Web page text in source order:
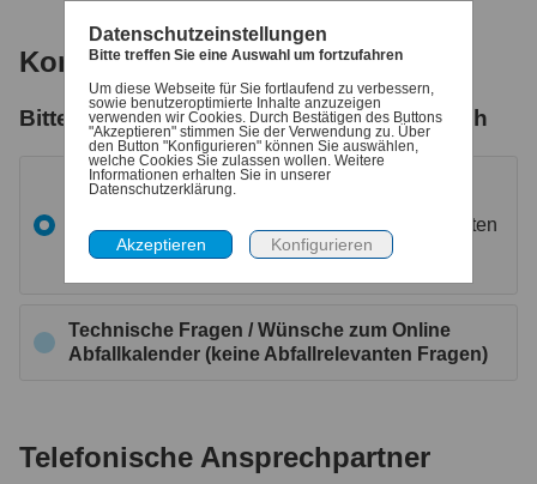
Kontakt / Ansprechpartner
Bitte wählen sie den gewünschten Bereich
Fragen rund um das Thema Abfall
wie z.B. Tonne wurde nicht geleert, Öffnungszeiten
Wertstoffhof, Sperrmüll anmelden etc..
Technische Fragen / Wünsche zum Online
Abfallkalender (keine Abfallrelevanten Fragen)
Telefonische Ansprechpartner
Datenschutzeinstellungen
Bitte treffen Sie eine Auswahl um fortzufahren
Um diese Webseite für Sie fortlaufend zu verbessern,
sowie benutzeroptimierte Inhalte anzuzeigen
verwenden wir Cookies. Durch Bestätigen des Buttons
"Akzeptieren" stimmen Sie der Verwendung zu. Über
den Button "Konfigurieren" können Sie auswählen,
welche Cookies Sie zulassen wollen. Weitere
Informationen erhalten Sie in unserer
Datenschutzerklärung.